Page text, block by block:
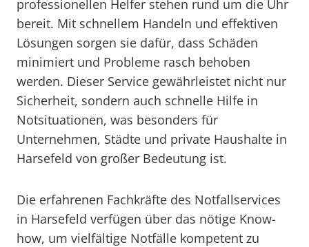
professionellen Helfer stehen rund um die Uhr
bereit. Mit schnellem Handeln und effektiven
Lösungen sorgen sie dafür, dass Schäden
minimiert und Probleme rasch behoben
werden. Dieser Service gewährleistet nicht nur
Sicherheit, sondern auch schnelle Hilfe in
Notsituationen, was besonders für
Unternehmen, Städte und private Haushalte in
Harsefeld von großer Bedeutung ist.
Die erfahrenen Fachkräfte des Notfallservices
in Harsefeld verfügen über das nötige Know-
how, um vielfältige Notfälle kompetent zu